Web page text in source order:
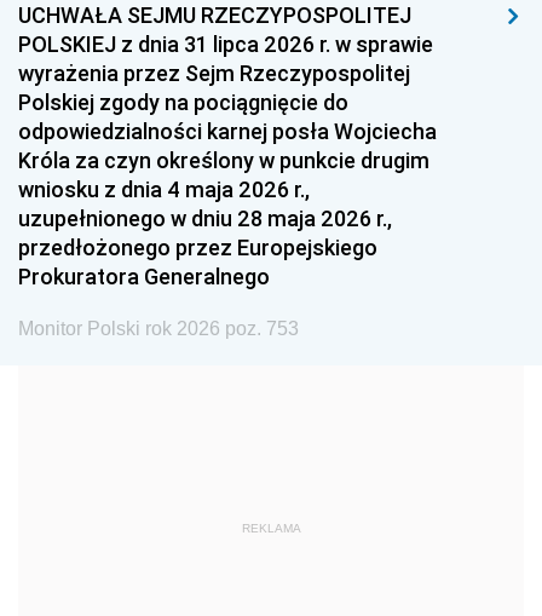
1996 1995 1994
1993 1992 1991
1990 1989
1987 1986 1985
1984 1983
1981 1980 1979
1978 1977
1975 1974
1959
UCHWAŁA SEJMU RZECZYPOSPOLITEJ
POLSKIEJ z dnia 31 lipca 2026 r. w sprawie
wyrażenia przez Sejm Rzeczypospolitej
Polskiej zgody na pociągnięcie do
odpowiedzialności karnej posła Wojciecha
Króla za czyn określony w punkcie drugim
wniosku z dnia 4 maja 2026 r.,
uzupełnionego w dniu 28 maja 2026 r.,
przedłożonego przez Europejskiego
Prokuratora Generalnego
Monitor Polski rok 2026 poz. 753
REKLAMA